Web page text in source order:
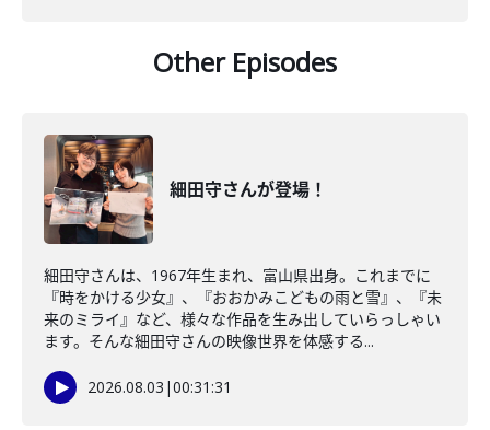
Other Episodes
細田守さんが登場！
細田守さんは、1967年生まれ、富山県出身。これまでに
『時をかける少女』、『おおかみこどもの雨と雪』、『未
来のミライ』など、様々な作品を生み出していらっしゃい
ます。そんな細田守さんの映像世界を体感する...
2026.08.03 |00:31:31